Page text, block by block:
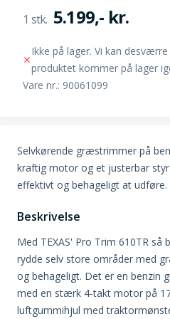
5.199,- kr.
Ikke på lager. Vi kan
produktet kommer på lager
Vare nr.: 90061099
Selvkørende græstrimmer på
kraftig motor og et justerbar
effektivt og behageligt at udføre.
Beskrivelse
Med TEXAS' Pro Trim 610TR så
rydde selv store områder med
og behageligt. Det er en
med en stærk 4-takt motor på
luftgummihjul med